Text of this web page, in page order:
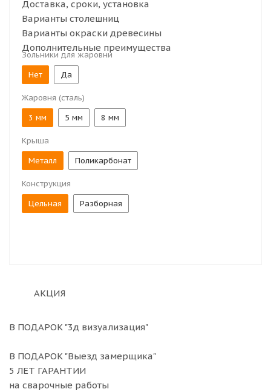
Доставка, сроки, установка
Варианты столешниц
Варианты окраски древесины
Дополнительные преимущества
Зольники для жаровни
Нет
Да
Жаровня (сталь)
3 мм
5 мм 8 мм
Крыша
Металл
Поликарбонат
Конструкция
Цельная
Разборная
АКЦИЯ
В ПОДАРОК "3д визуализация"
В ПОДАРОК "Выезд замерщика"
5 ЛЕТ ГАРАНТИИ
на сварочные работы